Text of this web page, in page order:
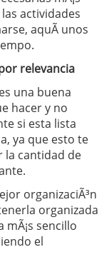
actividades
aquÃ­ unos
relevancia
una buena
hacer y no
si esta lista
ya que esto te
la cantidad de
organizaciÃ³n
organizada
sencillo
el